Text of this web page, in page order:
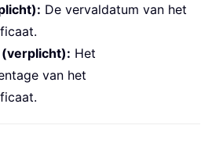
De vervaldatum van het
Het
van het